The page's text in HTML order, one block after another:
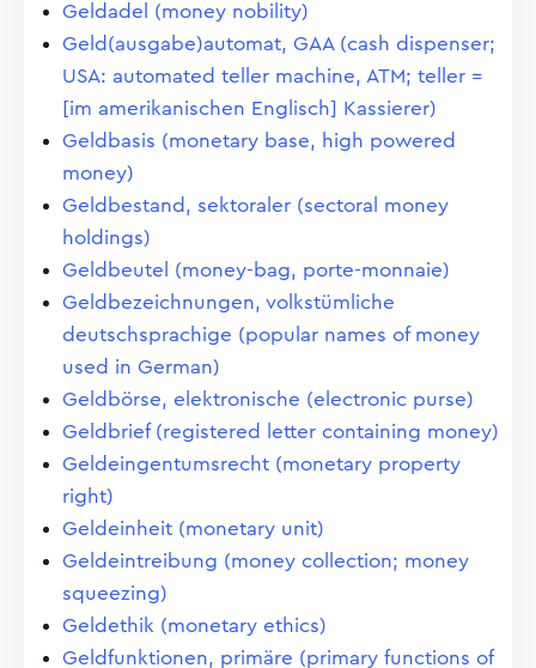
Geldadel (money nobility)
Geld(ausgabe)automat, GAA (cash dispenser;
USA: automated teller machine, ATM; teller =
[im amerikanischen Englisch] Kassierer)
Geldbasis (monetary base, high powered
money)
Geldbestand, sektoraler (sectoral money
holdings)
Geldbeutel (money-bag, porte-monnaie)
Geldbezeichnungen, volkstümliche
deutschsprachige (popular names of money
used in German)
Geldbörse, elektronische (electronic purse)
Geldbrief (registered letter containing money)
Geldeingentumsrecht (monetary property
right)
Geldeinheit (monetary unit)
Geldeintreibung (money collection; money
squeezing)
Geldethik (monetary ethics)
Geldfunktionen, primäre (primary functions of